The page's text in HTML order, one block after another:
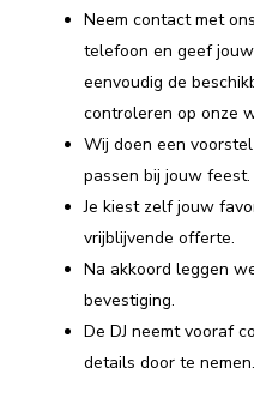
Neem contact met
telefoon en geef
eenvoudig de
controleren op onze
Wij doen een voorstel
passen bij jouw feest.
Je kiest zelf jouw
vrijblijvende offerte.
Na akkoord leggen
bevestiging.
De DJ neemt vooraf
details door te nemen.